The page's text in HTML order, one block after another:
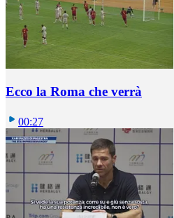
Ecco la Roma che verrà
00:27